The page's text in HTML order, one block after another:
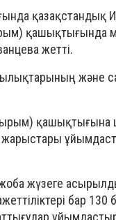
қазақстандық
қашықтығында
жетті.
және
қашықтығына
жарыстары
жоба жүзеге
бар 130